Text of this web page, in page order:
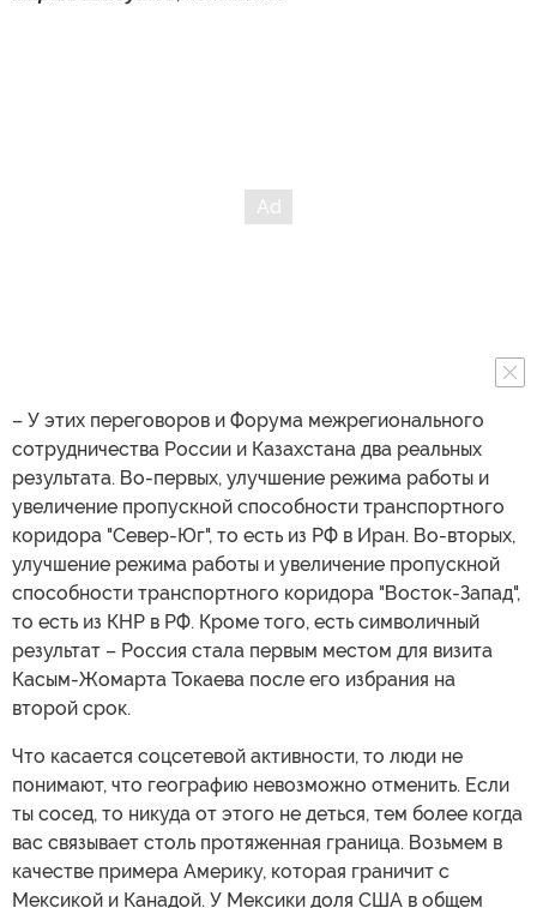
– У этих переговоров и Форума межрегионального
сотрудничества России и Казахстана два реальных
результата. Во-первых, улучшение режима работы и
увеличение пропускной способности транспортного
коридора "Север-Юг", то есть из РФ в Иран. Во-вторых,
улучшение режима работы и увеличение пропускной
способности транспортного коридора "Восток-Запад",
то есть из КНР в РФ. Кроме того, есть символичный
результат – Россия стала первым местом для визита
Касым-Жомарта Токаева после его избрания на
второй срок.
Что касается соцсетевой активности, то люди не
понимают, что географию невозможно отменить. Если
ты сосед, то никуда от этого не деться, тем более когда
вас связывает столь протяженная граница. Возьмем в
качестве примера Америку, которая граничит с
Мексикой и Канадой. У Мексики доля США в общем